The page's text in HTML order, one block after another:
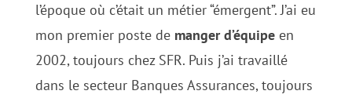
l’époque où c’était un métier “émergent”. J’ai eu
mon premier poste de manger d’équipeen
2002, toujours chez SFR. Puis j’ai travaillé
dans le secteur Banques Assurances, toujours